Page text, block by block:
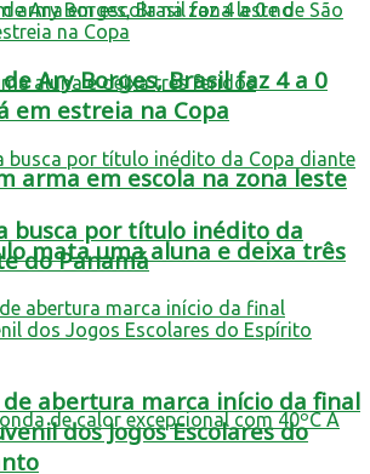
arma em escola na zona leste
mata uma aluna e deixa três
Ary Borges, Brasil faz 4 a 0
em estreia na Copa
busca por título inédito da
do Panamá
abertura marca início da final
dos Jogos Escolares do